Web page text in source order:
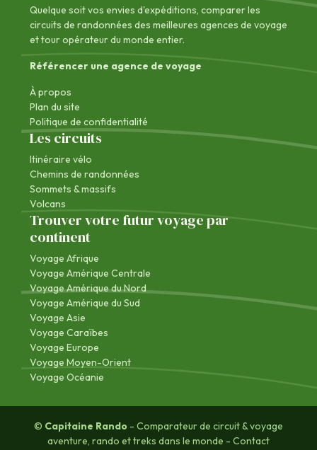
Quelque soit vos envies d'expéditions, comparer les
circuits de randonnées des meilleures agences de voyage
et tour opérateur du monde entier.
Référencer une agence de voyage
À propos
Plan du site
Politique de confidentialité
Les circuits
Itinéraire vélo
Chemins de randonnées
Sommets & massifs
Volcans
Trouver votre futur voyage par
continent
Voyage Afrique
Voyage Amérique Centrale
Voyage Amérique du Nord
Voyage Amérique du Sud
Voyage Asie
Voyage Caraïbes
Voyage Europe
Voyage Moyen-Orient
Voyage Océanie
© Capitaine Rando - Comparateur de circuit & voyage
aventure, rando et treks dans le monde - Contact